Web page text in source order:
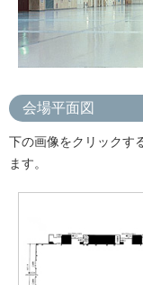
会場平面図
下の画像をクリックす
ます。